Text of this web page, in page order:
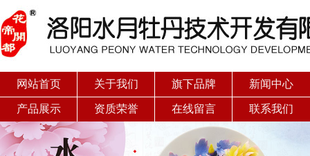
网站首页 关于我们 旗下品牌 新闻中心
产品展示 资质荣誉 在线留言 联系我们